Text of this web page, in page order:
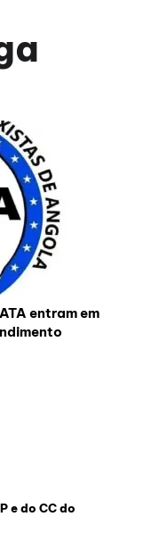
entram em
e do CC do